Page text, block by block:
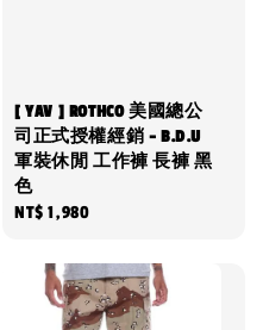
[ YAV ] ROTHCO 美國總公
司正式授權經銷 - B.D.U
軍裝休閒 工作褲 長褲 黑
色
Regular
NT$ 1,980